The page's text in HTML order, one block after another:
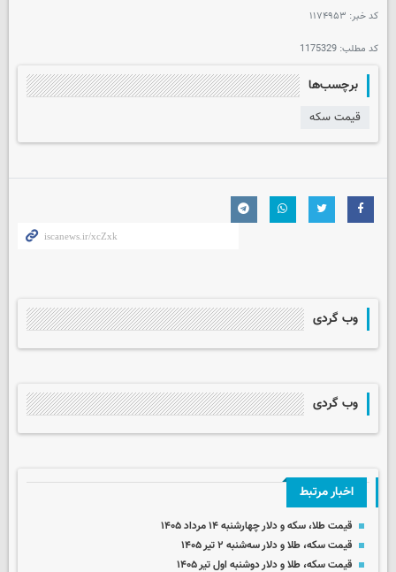
کد خبر: ۱۱۷۴۹۵۳
کد مطلب: 1175329
برچسب‌ها
قیمت سکه
وب گردی
وب گردی
اخبار مرتبط
قیمت طلا، سکه و دلار چهارشنبه ۱۴ مرداد ۱۴۰۵
قیمت سکه، طلا و دلار سه‌شنبه ۲ تیر ۱۴۰۵
قیمت سکه، طلا و دلار دوشنبه اول تیر ۱۴۰۵